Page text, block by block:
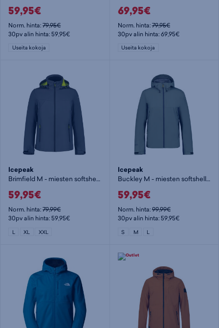
59,95€
Norm. hinta:79,95€
30pv alin hinta: 59,95€
Useita kokoja
69,95€
Norm. hinta:79,95€
30pv alin hinta: 69,95€
Useita kokoja
Icepeak
Brimfield M - miesten softshelltakki
59,95€
Norm. hinta:79,99€
30pv alin hinta: 59,95€
L XL XXL
Icepeak
Buckley M - miesten softshelltakki
59,95€
Norm. hinta:99,99€
30pv alin hinta: 59,95€
S M L